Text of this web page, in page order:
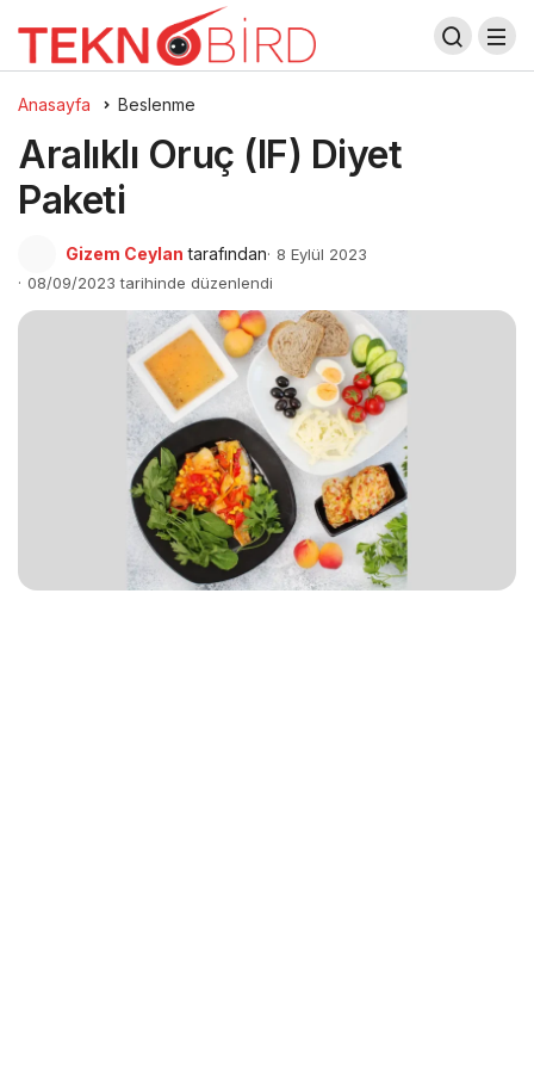
Anasayfa Beslenme
Aralıklı Oruç (IF) Diyet
Paketi
Gizem Ceylan tarafından
8 Eylül 2023
08/09/2023 tarihinde düzenlendi